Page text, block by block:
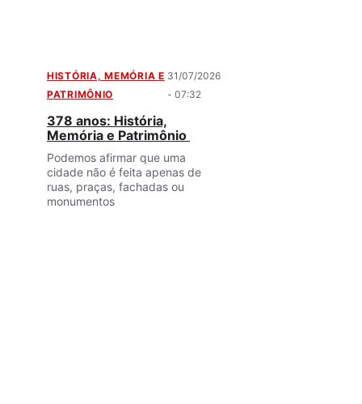
HISTÓRIA, MEMÓRIA E
PATRIMÔNIO
31/07/2026
- 07:32
378 anos: História,
Memória e Patrimônio
Podemos afirmar que uma
cidade não é feita apenas de
ruas, praças, fachadas ou
monumentos